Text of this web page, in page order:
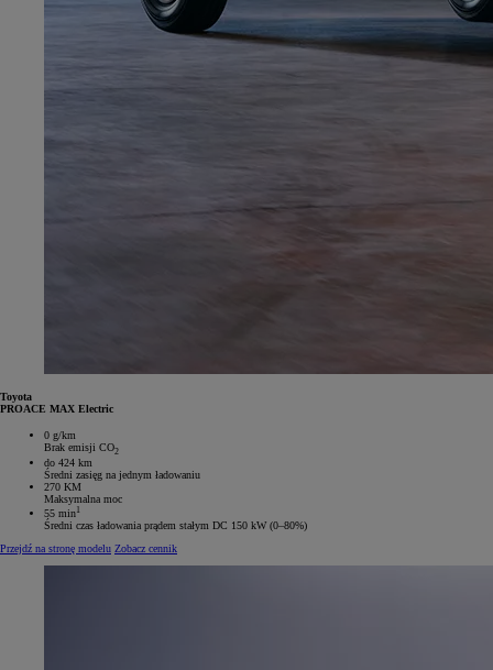
Toyota
PROACE MAX Electric
0 g/km
Brak emisji CO2
do 424 km
Średni zasięg na jednym ładowaniu
270 KM
Maksymalna moc
55 min1
Średni czas ładowania prądem stałym DC 150 kW (0–80%)
Przejdź na stronę modelu Zobacz cennik